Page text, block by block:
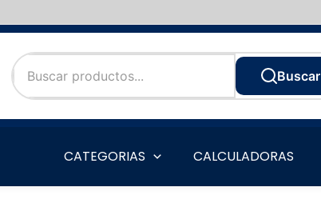
Buscar
CATEGORIAS CALCULADORAS